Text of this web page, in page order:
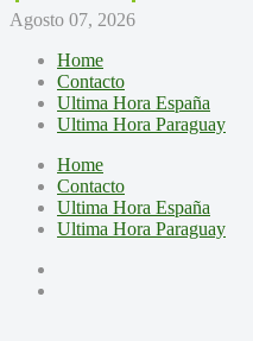
Agosto 07, 2026
Home
Contacto
Ultima Hora España
Ultima Hora Paraguay
Home
Contacto
Ultima Hora España
Ultima Hora Paraguay